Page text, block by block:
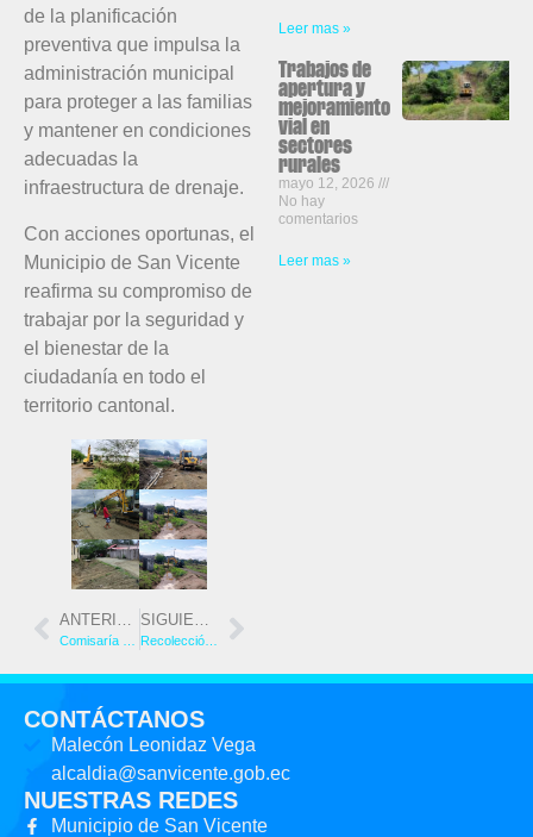
de la planificación
preventiva que impulsa la
administración municipal
para proteger a las familias
y mantener en condiciones
adecuadas la
infraestructura de drenaje.
Con acciones oportunas, el
Municipio de San Vicente
reafirma su compromiso de
trabajar por la seguridad y
el bienestar de la
ciudadanía en todo el
territorio cantonal.
Recolección de desechos sólidos beneficia a comunidades rurales del cantón
Leer mas »
Trabajos de
apertura y
mejoramiento
vial en
sectores
rurales
mayo 12, 2026
No hay
comentarios
Leer mas »
CONTÁCTANOS
Malecón Leonidaz Vega
alcaldia@sanvicente.gob.ec
NUESTRAS REDES
Municipio de San Vicente